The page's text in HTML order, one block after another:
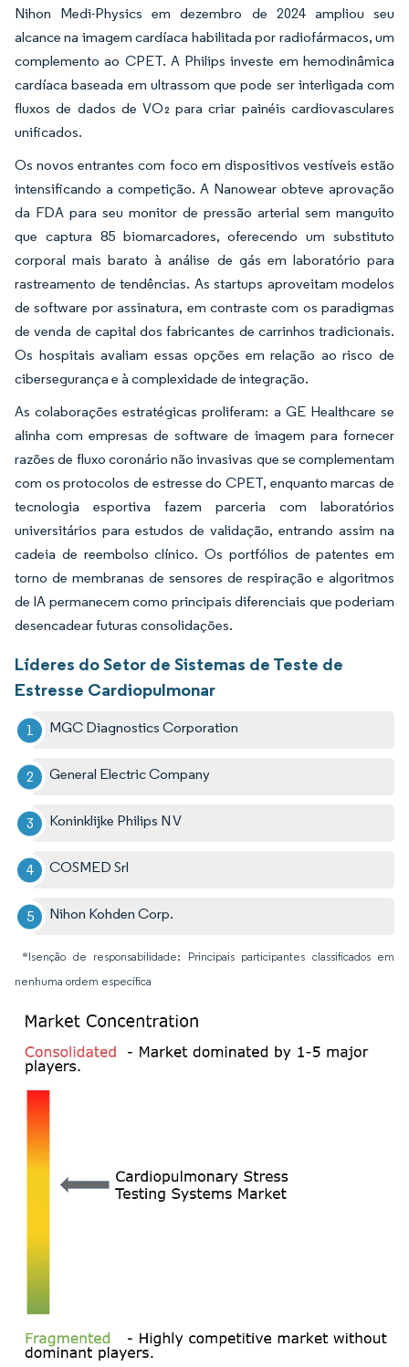
Nihon Medi-Physics em dezembro de 2024 ampliou seu
alcance na imagem cardíaca habilitada por radiofármacos, um
complemento ao CPET. A Philips investe em hemodinâmica
cardíaca baseada em ultrassom que pode ser interligada com
fluxos de dados de VO₂ para criar painéis cardiovasculares
unificados.
Os novos entrantes com foco em dispositivos vestíveis estão
intensificando a competição. A Nanowear obteve aprovação
da FDA para seu monitor de pressão arterial sem manguito
que captura 85 biomarcadores, oferecendo um substituto
corporal mais barato à análise de gás em laboratório para
rastreamento de tendências. As startups aproveitam modelos
de software por assinatura, em contraste com os paradigmas
de venda de capital dos fabricantes de carrinhos tradicionais.
Os hospitais avaliam essas opções em relação ao risco de
cibersegurança e à complexidade de integração.
As colaborações estratégicas proliferam: a GE Healthcare se
alinha com empresas de software de imagem para fornecer
razões de fluxo coronário não invasivas que se complementam
com os protocolos de estresse do CPET, enquanto marcas de
tecnologia esportiva fazem parceria com laboratórios
universitários para estudos de validação, entrando assim na
cadeia de reembolso clínico. Os portfólios de patentes em
torno de membranas de sensores de respiração e algoritmos
de IA permanecem como principais diferenciais que poderiam
desencadear futuras consolidações.
Líderes do Setor de Sistemas de Teste de
Estresse Cardiopulmonar
MGC Diagnostics Corporation
General Electric Company
Koninklijke Philips N V
COSMED Srl
Nihon Kohden Corp.
*Isenção de responsabilidade: Principais participantes classificados em
nenhuma ordem específica